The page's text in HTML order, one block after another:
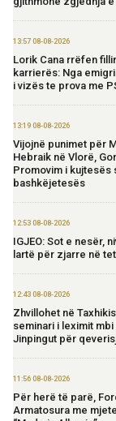
13:57 08-08-2026
Lorik Cana rrëfen
karrierës: Nga
i vizës te prova me
13:19 08-08-2026
Vijojnë punimet për
Hebraik në Vlorë,
Promovim i kujtesës
bashkëjetesës
12:53 08-08-2026
IGJEO: Sot e nesër,
lartë për zjarre në
12:43 08-08-2026
Zhvillohet në
seminari i leximit mbi
Jinpingut për
11:56 08-08-2026
Për herë të parë,
Armatosura me